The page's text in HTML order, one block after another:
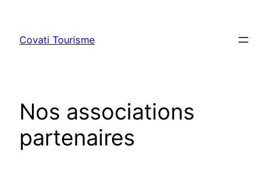
contenu
Covati Tourisme
Nos associations
partenaires